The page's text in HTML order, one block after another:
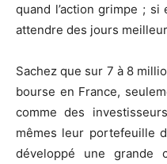
quand l’action grimpe ;
attendre des jours
Sachez que sur 7 à 8
bourse en France,
comme des
mêmes leur portefeuille
développé une grande